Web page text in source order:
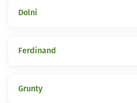
Dolní
Ferdinand
Grunty